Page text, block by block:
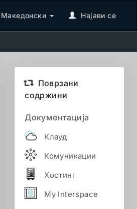
Македонски Најави се
Поврзани
содржини
Документација
Клауд
Комуникации
Хостинг
My Interspace